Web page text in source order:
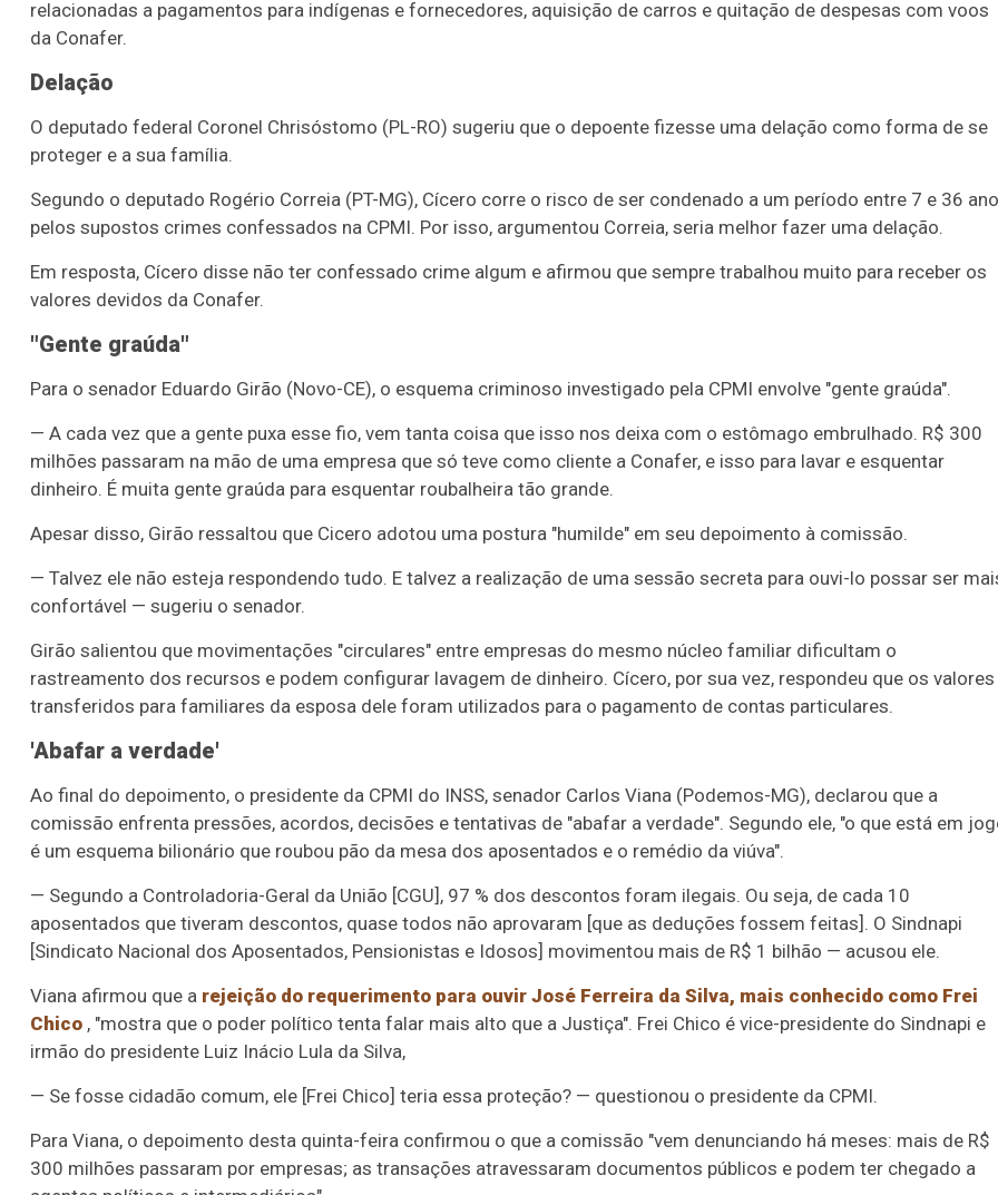
relacionadas a pagamentos para indígenas e fornecedores, aquisição de carros e quitação de despesas com voos
da Conafer.
Delação
O deputado federal Coronel Chrisóstomo (PL-RO) sugeriu que o depoente fizesse uma delação como forma de se
proteger e a sua família.
Segundo o deputado Rogério Correia (PT-MG), Cícero corre o risco de ser condenado a um período entre 7 e 36
pelos supostos crimes confessados na CPMI. Por isso, argumentou Correia, seria melhor fazer uma delação.
Em resposta, Cícero disse não ter confessado crime algum e afirmou que sempre trabalhou muito para receber os
valores devidos da Conafer.
"Gente graúda"
Para o senador Eduardo Girão (Novo-CE), o esquema criminoso investigado pela CPMI envolve "gente graúda".
— A cada vez que a gente puxa esse fio, vem tanta coisa que isso nos deixa com o estômago embrulhado. R$ 300
milhões passaram na mão de uma empresa que só teve como cliente a Conafer, e isso para lavar e esquentar
dinheiro. É muita gente graúda para esquentar roubalheira tão grande.
Apesar disso, Girão ressaltou que Cicero adotou uma postura "humilde" em seu depoimento à comissão.
— Talvez ele não esteja respondendo tudo. E talvez a realização de uma sessão secreta para ouvi-lo possar ser
confortável — sugeriu o senador.
Girão salientou que movimentações "circulares" entre empresas do mesmo núcleo familiar dificultam o
rastreamento dos recursos e podem configurar lavagem de dinheiro. Cícero, por sua vez, respondeu que os valores
transferidos para familiares da esposa dele foram utilizados para o pagamento de contas particulares.
'Abafar a verdade'
Ao final do depoimento, o presidente da CPMI do INSS, senador Carlos Viana (Podemos-MG), declarou que a
comissão enfrenta pressões, acordos, decisões e tentativas de "abafar a verdade". Segundo ele, "o que está em
é um esquema bilionário que roubou pão da mesa dos aposentados e o remédio da viúva".
— Segundo a Controladoria-Geral da União [CGU], 97 % dos descontos foram ilegais. Ou seja, de cada 10
aposentados que tiveram descontos, quase todos não aprovaram [que as deduções fossem feitas]. O Sindnapi
[Sindicato Nacional dos Aposentados, Pensionistas e Idosos] movimentou mais de R$ 1 bilhão — acusou ele.
Viana afirmou que a rejeição do requerimento para ouvir José Ferreira da Silva, mais conhecido como Frei
Chico , "mostra que o poder político tenta falar mais alto que a Justiça". Frei Chico é vice-presidente do Sindnapi e
irmão do presidente Luiz Inácio Lula da Silva,
— Se fosse cidadão comum, ele [Frei Chico] teria essa proteção? — questionou o presidente da CPMI.
Para Viana, o depoimento desta quinta-feira confirmou o que a comissão "vem denunciando há meses: mais de R$
300 milhões passaram por empresas; as transações atravessaram documentos públicos e podem ter chegado a